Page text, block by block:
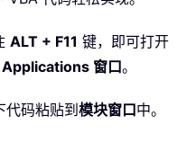
ALT + F11 键，即可打开
窗口。
代码粘贴到模块窗口中。